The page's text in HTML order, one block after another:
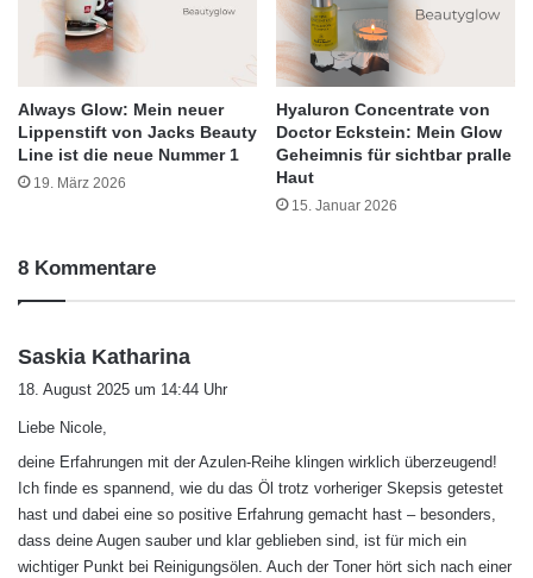
Always Glow: Mein neuer
Lippenstift von Jacks Beauty
Line ist die neue Nummer 1
19. März 2026
Hyaluron Concentrate von
Doctor Eckstein: Mein Glow
Geheimnis für sichtbar pralle
Haut
15. Januar 2026
8 Kommentare
Saskia Katharina
:
18. August 2025 um 14:44 Uhr
Liebe Nicole,
deine Erfahrungen mit der Azulen-Reihe klingen wirklich überzeugend!
Ich finde es spannend, wie du das Öl trotz vorheriger Skepsis getestet
hast und dabei eine so positive Erfahrung gemacht hast – besonders,
dass deine Augen sauber und klar geblieben sind, ist für mich ein
wichtiger Punkt bei Reinigungsölen. Auch der Toner hört sich nach einer